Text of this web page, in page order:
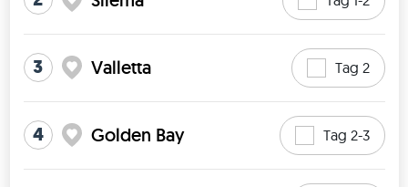
3 Valletta Tag 2
4 Golden Bay Tag 2-3